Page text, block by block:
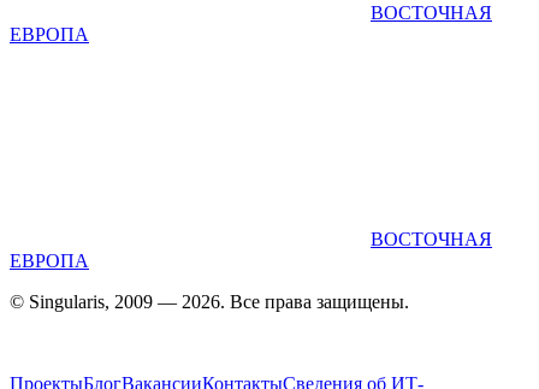
ВОСТОЧНАЯ
ЕВРОПА
ВОСТОЧНАЯ
ЕВРОПА
© Singularis, 2009 — 2026. Все права защищены.
ПроектыБлогВакансииКонтактыСведения об ИТ-